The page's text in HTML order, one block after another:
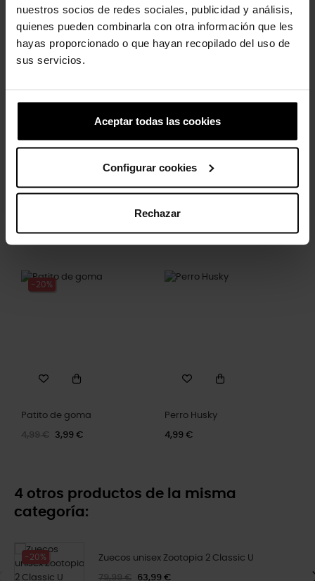
nuestros socios de redes sociales, publicidad y análisis,
quienes pueden combinarla con otra información que les
hayas proporcionado o que hayan recopilado del uso de
sus servicios.
Aceptar todas las cookies
Configurar cookies
Rechazar
Los clientes que compraron este
producto también han comprado:
Araña y telaraña elevada
5,99 € 4,79 €
Piña
4,99 € 3,99 €
-20%
Patito de goma
4,99 € 3,99 €
Perro Husky
4,99 €
4 otros productos de la misma
categoría:
-20% Zuecos unisex Zootopia 2 Classic U
79,99 € 63,99 €